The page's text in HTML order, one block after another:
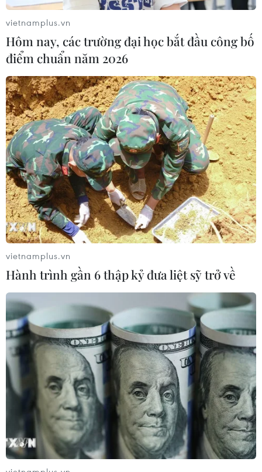
vietnamplus.vn
Hôm nay, các trường đại học bắt đầu công bố
điểm chuẩn năm 2026
vietnamplus.vn
Hành trình gần 6 thập kỷ đưa liệt sỹ trở về